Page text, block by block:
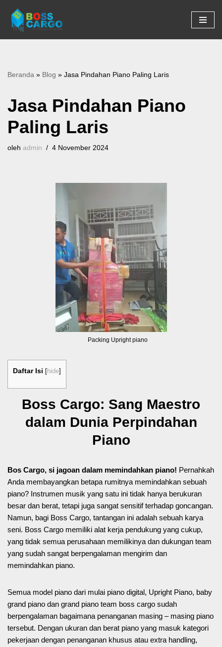
Lompat
ke
Beranda » Blog » Jasa Pindahan Piano Paling Laris
Jasa Pindahan Piano
Paling Laris
oleh admin 4 November 2024
Packing Upright piano
Daftar Isi [hide]
Boss Cargo: Sang Maestro
dalam Dunia Perpindahan
Piano
Bos Cargo, si jagoan dalam memindahkan piano! Pernahkah
Anda membayangkan betapa rumitnya memindahkan sebuah
piano? Instrumen musik yang satu ini tidak hanya berukuran
besar dan berat, tetapi juga sangat sensitif terhadap goncangan.
Namun, bagi Boss Cargo, tantangan ini adalah sebuah karya
seni. Boss Cargo memiliki alat kerja pendukung yang cukup,
yang tidak semua perusahaan memilikinya dan dukungan team
yang sudah sangat berpengalaman mengirim dan
memindahkan piano.
Semua model piano dari mulai piano digital, Upright Piano, baby
grand piano dan grand piano team boss cargo sudah
berpengalaman bagaimana penanganan masing – masing piano
tersebut. Dengan ukuran dan berat piano yang masuk kategori
pekerjaan dengan penanganan khusus atau extra handling,